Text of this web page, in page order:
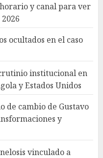
horario y canal para ver
ocultados en el caso
institucional en
y Estados Unidos
de cambio de Gustavo
y
vinculado a
despide al gobierno
de Gustavo Petro
y desafíos
Ssa brote de
de Nuevo